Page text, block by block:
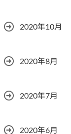
2020年10月
2020年8月
2020年7月
2020年6月